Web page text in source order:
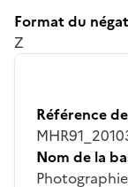
Format du
Z
Référence
Nom de la